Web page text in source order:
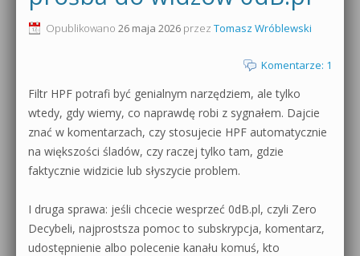
Produkcja muzyczna od podstaw
Sound Forge od podstaw
Dubstep z syntezatorem Massive
Kontakt 5 Kompendium
Pakiety
0dB.pl - informacje
Materiały dla mediów
Archiwum aktualności
Polityka prywatności
Regulamin
Działanie sklepu internetowego
Opublikowano 26 maja 2026 przez Tomasz Wróblewski
Komentarze: 1
Filtr HPF potrafi być genialnym narzędziem, ale tylko
wtedy, gdy wiemy, co naprawdę robi z sygnałem. Dajcie
znać w komentarzach, czy stosujecie HPF automatycznie
na większości śladów, czy raczej tylko tam, gdzie
faktycznie widzicie lub słyszycie problem.
I druga sprawa: jeśli chcecie wesprzeć 0dB.pl, czyli Zero
Decybeli, najprostsza pomoc to subskrypcja, komentarz,
udostępnienie albo polecenie kanału komuś, kto